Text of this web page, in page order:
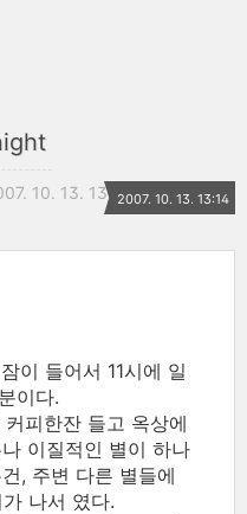
10. 13. 13:142007. 10. 13. 13:14
이 들어서 11시에 일
이다.
피한잔 들고 옥상에
이질적인 별이 하나
, 주변 다른 별들에
나서 였다.